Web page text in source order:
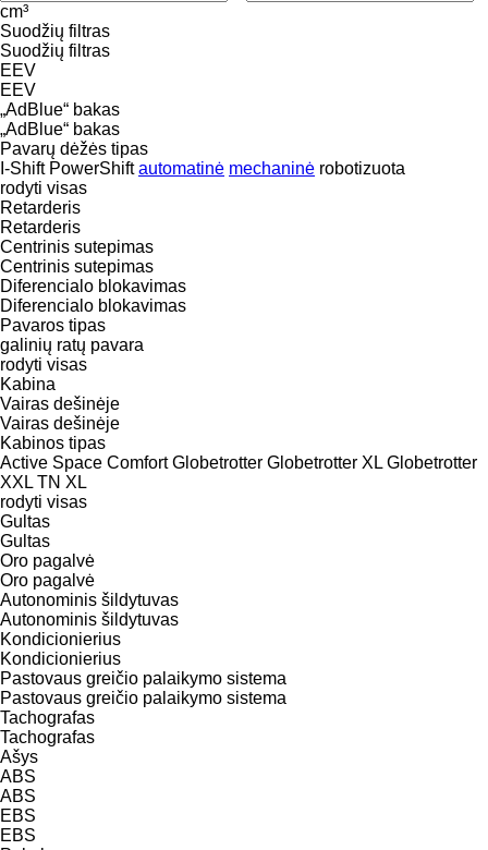
cm³
Suodžių filtras
Suodžių filtras
EEV
EEV
„AdBlue“ bakas
„AdBlue“ bakas
Pavarų dėžės tipas
I-Shift PowerShift automatinė mechaninė robotizuota
rodyti visas
Retarderis
Retarderis
Centrinis sutepimas
Centrinis sutepimas
Diferencialo blokavimas
Diferencialo blokavimas
Pavaros tipas
galinių ratų pavara
rodyti visas
Kabina
Vairas dešinėje
Vairas dešinėje
Kabinos tipas
Active Space Comfort Globetrotter Globetrotter XL Globetrotter
XXL TN XL
rodyti visas
Gultas
Gultas
Oro pagalvė
Oro pagalvė
Autonominis šildytuvas
Autonominis šildytuvas
Kondicionierius
Kondicionierius
Pastovaus greičio palaikymo sistema
Pastovaus greičio palaikymo sistema
Tachografas
Tachografas
Ašys
ABS
ABS
EBS
EBS